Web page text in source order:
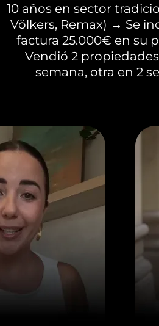
10 años en sector
Völkers, Remax) → Se
factura 25.000€ en su
Vendió 2
semana, otra en 2